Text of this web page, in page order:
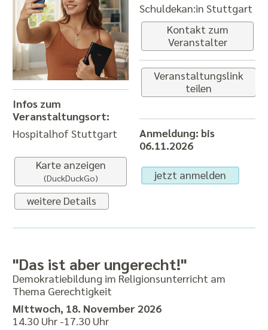
Infos zum
Veranstaltungsort:
Hospitalhof Stuttgart
Karte anzeigen
(DuckDuckGo)
weitere Details
Schuldekan:in Stuttgart
Kontakt zum
Veranstalter
Veranstaltungslink
teilen
Anmeldung: bis
06.11.2026
jetzt anmelden
"Das ist aber ungerecht!"
Demokratiebildung im Religionsunterricht am
Thema Gerechtigkeit
Mittwoch, 18. November 2026
14.30 Uhr -17.30 Uhr